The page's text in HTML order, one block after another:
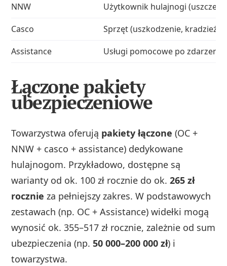
NNW
Użytkownik hulajnogi
Casco
Sprzęt (uszkodzenie, kradzież)
Assistance
Usługi pomocowe po zdarzeniu
Łączone pakiety
ubezpieczeniowe
Towarzystwa oferują pakiety łączone (OC +
NNW + casco + assistance) dedykowane
hulajnogom. Przykładowo, dostępne są
warianty od ok. 100 zł rocznie do ok.265 zł
rocznie za pełniejszy zakres. W podstawowych
zestawach (np. OC + Assistance) widełki mogą
wynosić ok. 355–517 zł rocznie, zależnie od sum
ubezpieczenia (np.50 000–200 000 zł) i
towarzystwa.